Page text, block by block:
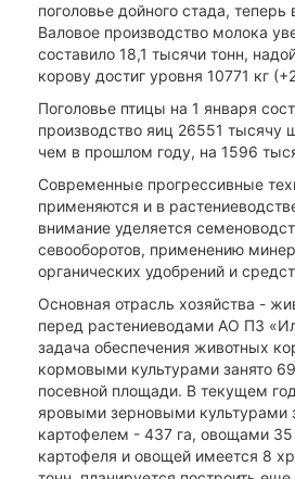
поголовье дойного стада,
Валовое производство молока
составило 18,1 тысячи тонн,
корову достиг уровня 10771 кг
Поголовье птицы на 1 января
производство яиц 26551 тысячу
чем в прошлом году, на 1596
Современные прогрессивные
применяются и в
внимание уделяется
севооборотов, применению
органических удобрений и
Основная отрасль хозяйства -
перед растениеводами АО ПЗ
задача обеспечения животных
кормовыми культурами занято
посевной площади. В текущем
яровыми зерновыми культурами
картофелем - 437 га, овощами 35
картофеля и овощей имеется 8